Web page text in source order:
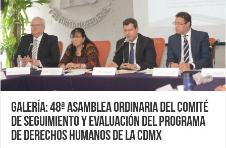
Galería: 48ª Asamblea Ordinaria del Comité
de Seguimiento y Evaluación del Programa
de Derechos Humanos de la CDMX